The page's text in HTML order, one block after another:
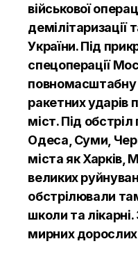
військової
демілітаризації
України. Під
спецоперації
повномасштабну
ракетних ударів
міст. Під обстріл
Одеса, Суми,
міста як Харків,
великих
обстрілювали
школи та
мирних